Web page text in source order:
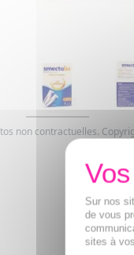
non contractuelles.
Sur nos
de vous
sites à